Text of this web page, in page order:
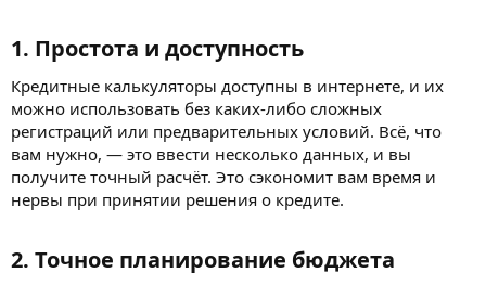
1. Простота и доступность​
Кредитные калькуляторы доступны в интернете, и их
можно использовать без каких-либо сложных
регистраций или предварительных условий. Всё, что
вам нужно, — это ввести несколько данных, и вы
получите точный расчёт. Это сэкономит вам время и
нервы при принятии решения о кредите.
2. Точное планирование бюджета​